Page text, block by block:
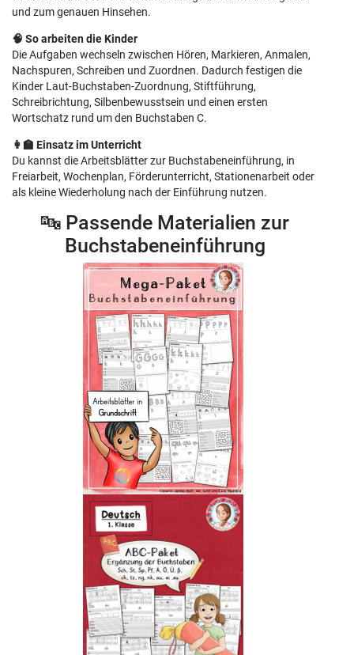
und zum genauen Hinsehen.
🧠 So arbeiten die Kinder
Die Aufgaben wechseln zwischen Hören, Markieren, Anmalen,
Nachspuren, Schreiben und Zuordnen. Dadurch festigen die
Kinder Laut-Buchstaben-Zuordnung, Stiftführung,
Schreibrichtung, Silbenbewusstsein und einen ersten
Wortschatz rund um den Buchstaben C.
👩‍🏫 Einsatz im Unterricht
Du kannst die Arbeitsblätter zur Buchstabeneinführung, in
Freiarbeit, Wochenplan, Förderunterricht, Stationenarbeit oder
als kleine Wiederholung nach der Einführung nutzen.
🔤 Passende Materialien zur
Buchstabeneinführung